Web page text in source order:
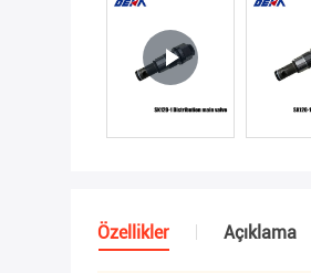
Özellikler Açıklama